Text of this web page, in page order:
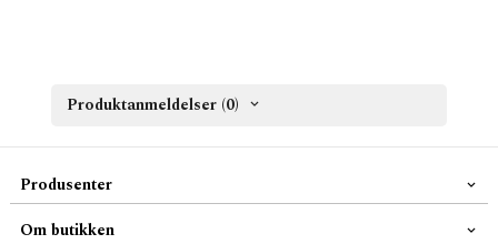
Produktanmeldelser (0)
Produsenter
Om butikken